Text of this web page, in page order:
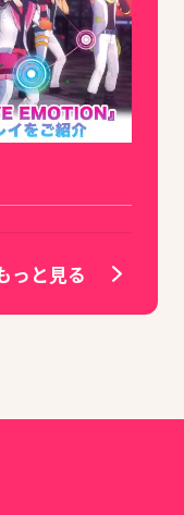
っと見る